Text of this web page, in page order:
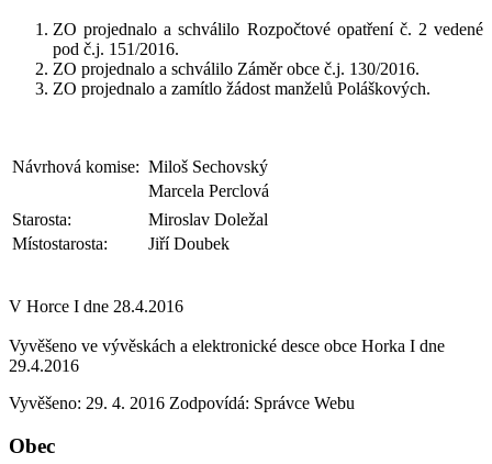
ZO projednalo a schválilo Rozpočtové opatření č. 2 vedené
pod č.j. 151/2016.
ZO projednalo a schválilo Záměr obce č.j. 130/2016.
ZO projednalo a zamítlo žádost manželů Poláškových.
Návrhová komise: Miloš Sechovský
Marcela Perclová
Starosta:
Miroslav Doležal
Místostarosta:
Jiří Doubek
V Horce I dne 28.4.2016
Vyvěšeno ve vývěskách a elektronické desce obce Horka I dne
29.4.2016
Vyvěšeno: 29. 4. 2016 Zodpovídá: Správce Webu
Obec